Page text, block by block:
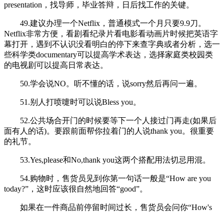
presentation，找导师，毕业答辩，日后找工作的关键。
49.建议办理一个Netflix，普通模式一个月只要9.9刀。
Netflix非常方便，看剧看纪录片看电影看动画片时候把英语字
幕打开，遇到不认识没看明白的停下来查字典或者分析，选一
些科学类documentary可以提高学术表达，选择家庭类校园类
的电视剧可以提高日常表达。
50.学会说NO。听不懂的话，说sorry然后再问一遍。
51.别人打喷嚏时可以说Bless you。
52.公共场合开门的时候要等下一个人接过门再走(如果后
面有人的话)。要跟前面帮你拉着门的人说thank you。很重要
的礼节。
53.Yes,please和No,thank you这两个搭配用法切忌用混。
54.购物时，售货员见到你第一句话一般是“How are you
today?”，这时应该很自然地回答“good”。
如果在一件商品前停留时间过长，售货员会问你“How's